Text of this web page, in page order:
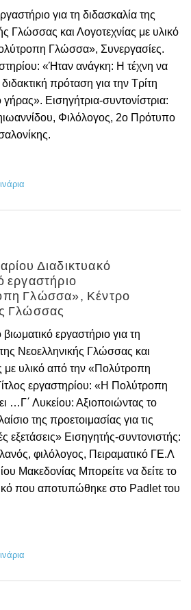
για τη διδασκαλία της
Γλώσσας και Λογοτεχνίας με υλικό
Γλώσσα», Συνεργασίες.
«Ήταν ανάγκη: Η τέχνη να
πρόταση για την Τρίτη
γήρας». Εισηγήτρια-συντονίστρια:
Φιλόλογος, 2ο Πρότυπο
Διαδικτυακό
εργαστήριο
Γλώσσα», Κέντρο
Γλώσσας
βιωματικό εργαστήριο για τη
Νεοελληνικής Γλώσσας και
με υλικό από την «Πολύτροπη
εργαστηρίου: «Η Πολύτροπη
…Γ΄ Λυκείου: Αξιοποιώντας το
της προετοιμασίας για τις
εξετάσεις» Εισηγητής-συντονιστής:
φιλόλογος, Πειραματικό ΓΕ.Λ
Μακεδονίας Μπορείτε να δείτε το
που αποτυπώθηκε στο Padlet του